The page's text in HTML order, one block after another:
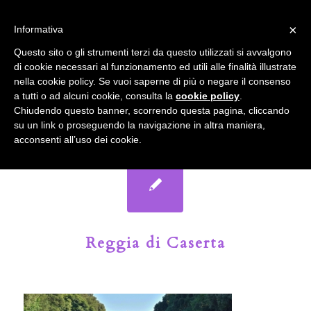
Il Blog del Garden Club di Bologna
Reggia di Caserta
accetta l'uso dei cookies previsto nella pagina dedicata.
Fai clic per abilitare/disabilitare il tracciamento di
Google Analytics.
OK Privacy e cookie policy
×
Informativa
Questo sito o gli strumenti terzi da questo utilizzati si avvalgono
di cookie necessari al funzionamento ed utili alle finalità illustrate
nella cookie policy. Se vuoi saperne di più o negare il consenso
a tutti o ad alcuni cookie, consulta la cookie policy
Chiudendo questo banner, scorrendo questa pagina, cliccando
su un link o proseguendo la navigazione in altra maniera,
acconsenti all’uso dei cookie.